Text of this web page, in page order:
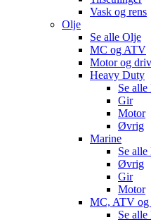
Vask og rens
Olje
Se alle Olje
MC og ATV
Motor og
Heavy Duty
Se alle
Gir
Motor
Øvrig
Marine
Se alle
Øvrig
Gir
Motor
MC, ATV og
Se alle